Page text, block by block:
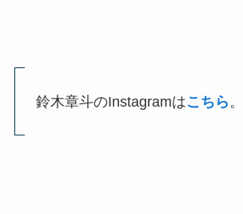
鈴木章斗のInstagramはこちら 。